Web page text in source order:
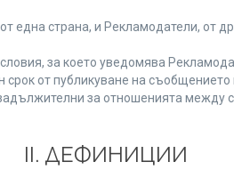
страна, и Рекламодатели, от
за което уведомява
срок от публикуване на
за отношенията между
ІІ. ДЕФИНИЦИИ